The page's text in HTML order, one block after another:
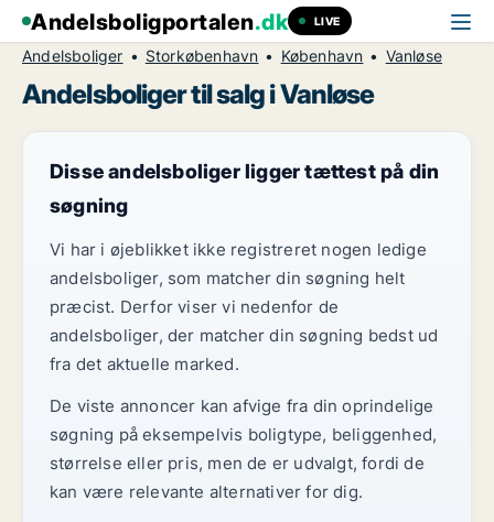
Andelsboligportalen.dk LIVE
Andelsboliger Storkøbenhavn København Vanløse
Andelsboliger til salg i Vanløse
Disse andelsboliger ligger tættest på din
søgning
Vi har i øjeblikket ikke registreret nogen ledige
andelsboliger, som matcher din søgning helt
præcist. Derfor viser vi nedenfor de
andelsboliger, der matcher din søgning bedst ud
fra det aktuelle marked.
De viste annoncer kan afvige fra din oprindelige
søgning på eksempelvis boligtype, beliggenhed,
størrelse eller pris, men de er udvalgt, fordi de
kan være relevante alternativer for dig.